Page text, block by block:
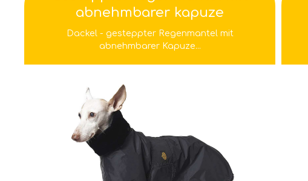
abnehmbarer kapuze
Dackel - gesteppter Regenmantel mit
abnehmbarer Kapuze...